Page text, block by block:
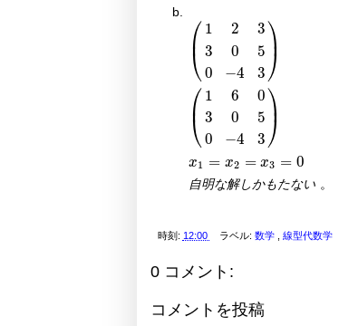
⎛
⎝
⎜ 1
3
0
2
0
−4
3
5
3
⎞
⎠⎟
⎛
⎝
⎜ 1
3
0
6
0
−4
0
5
3
⎞
⎠⎟
x1 = x2 = x3 = 0
自明な解し かも たない 。
1 1
時刻: 12:00 ラベル:数学 ,線型代数学
0 コメント:
コメントを投稿